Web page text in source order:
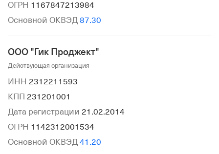
ОГРН 1167847213984
Основной ОКВЭД 87.30
ООО "Гик Проджект"
Действующая организация
ИНН 2312211593
КПП 231201001
Дата регистрации 21.02.2014
ОГРН 1142312001534
Основной ОКВЭД 41.20